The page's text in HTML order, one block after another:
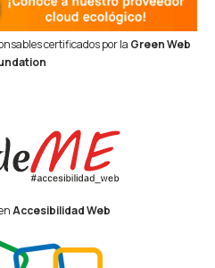
certificados por la Green Web
Accesibilidad Web